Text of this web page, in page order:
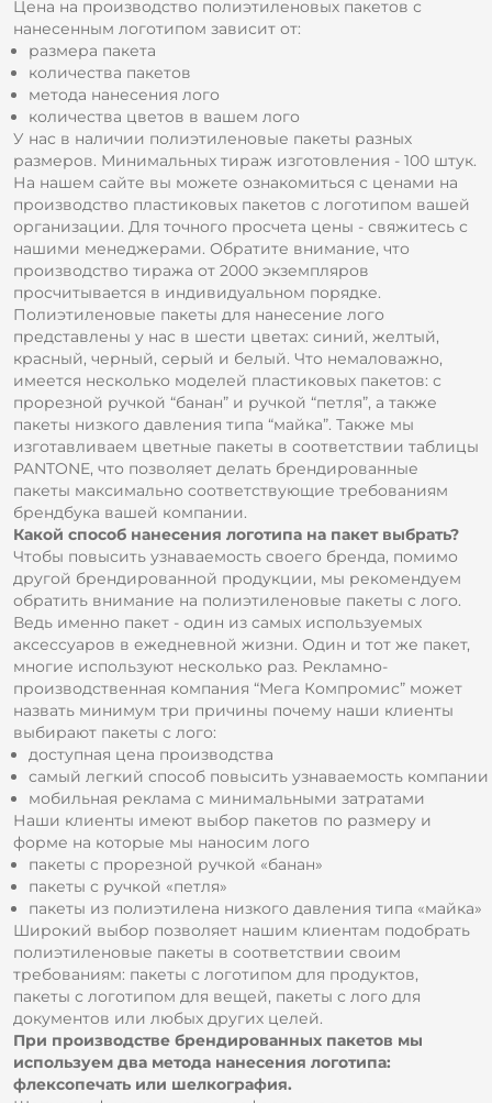
Цена на производство полиэтиленовых пакетов с
нанесенным логотипом зависит от:
размера пакета
количества пакетов
метода нанесения лого
количества цветов в вашем лого
У нас в наличии полиэтиленовые пакеты разных
размеров. Минимальных тираж изготовления - 100 штук.
На нашем сайте вы можете ознакомиться с ценами на
производство пластиковых пакетов с логотипом вашей
организации. Для точного просчета цены - свяжитесь с
нашими менеджерами. Обратите внимание, что
производство тиража от 2000 экземпляров
просчитывается в индивидуальном порядке.
Полиэтиленовые пакеты для нанесение лого
представлены у нас в шести цветах: синий, желтый,
красный, черный, серый и белый. Что немаловажно,
имеется несколько моделей пластиковых пакетов: с
прорезной ручкой “банан” и ручкой “петля”, а также
пакеты низкого давления типа “майка”. Также мы
изготавливаем цветные пакеты в соответствии таблицы
PANTONE, что позволяет делать брендированные
пакеты максимально соответствующие требованиям
брендбука вашей компании.
Какой способ нанесения логотипа на пакет выбрать?
Чтобы повысить узнаваемость своего бренда, помимо
другой брендированной продукции, мы рекомендуем
обратить внимание на полиэтиленовые пакеты с лого.
Ведь именно пакет - один из самых используемых
аксессуаров в ежедневной жизни. Один и тот же пакет,
многие используют несколько раз. Рекламно-
производственная компания “Мега Компромис” может
назвать минимум три причины почему наши клиенты
выбирают пакеты с лого:
доступная цена производства
самый легкий способ повысить узнаваемость компании
мобильная реклама с минимальными затратами
Наши клиенты имеют выбор пакетов по размеру и
форме на которые мы наносим лого
пакеты с прорезной ручкой «банан»
пакеты с ручкой «петля»
пакеты из полиэтилена низкого давления типа «майка»
Широкий выбор позволяет нашим клиентам подобрать
полиэтиленовые пакеты в соответствии своим
требованиям: пакеты с логотипом для продуктов,
пакеты с логотипом для вещей, пакеты с лого для
документов или любых других целей.
При производстве брендированных пакетов мы
используем два метода нанесения логотипа:
флексопечать или шелкография.